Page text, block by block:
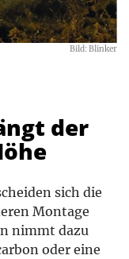
Bild: Blinker
der
sich die
Montage
nimmt dazu
oder eine